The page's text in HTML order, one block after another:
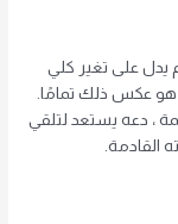
يدل على تغير كلي
هو عكس ذلك تمامًا.
، دعه يستعد لتلقي
القادمة.